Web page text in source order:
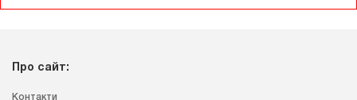
Про сайт:
Контакти